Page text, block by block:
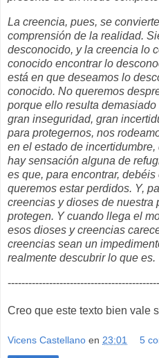
La creencia, pues, se
comprensión de la realidad.
desconocido, y la creencia lo
conocido encontrar lo
está en que deseamos lo
conocido. No queremos
porque ello resulta
gran inseguridad, gran
para protegernos, nos
en el estado de
hay sensación alguna de
es que, para encontrar,
queremos estar perdidos. Y,
creencias y dioses de nuestra
protegen. Y cuando llega el
esos dioses y creencias
creencias sean un
realmente descubrir lo que es.
Creo que este texto bien vale
Vicens Castellano en 23:01 5